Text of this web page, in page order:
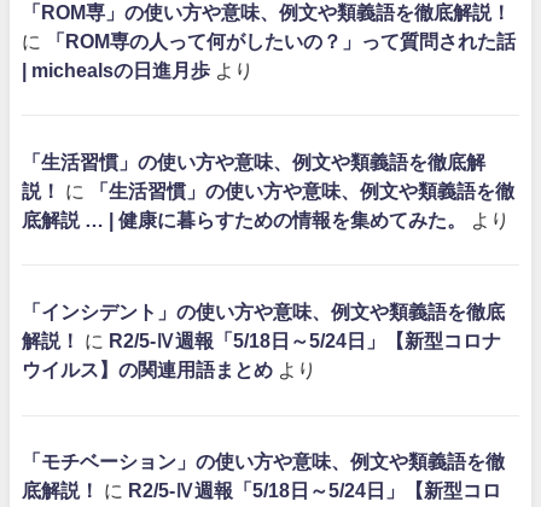
「ROM専」の使い方や意味、例文や類義語を徹底解説！
に
「ROM専の人って何がしたいの？」って質問された話
| michealsの日進月歩 より
「生活習慣」の使い方や意味、例文や類義語を徹底解
説！
に
「生活習慣」の使い方や意味、例文や類義語を徹
底解説 … | 健康に暮らすための情報を集めてみた。
より
「インシデント」の使い方や意味、例文や類義語を徹底
解説！
に R2/5-Ⅳ週報「5/18日～5/24日」【新型コロナ
ウイルス】の関連用語まとめ より
「モチベーション」の使い方や意味、例文や類義語を徹
底解説！
に R2/5-Ⅳ週報「5/18日～5/24日」【新型コロ